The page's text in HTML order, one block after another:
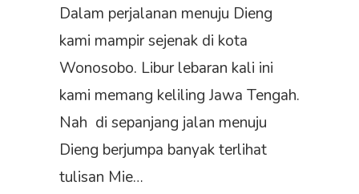
Dalam perjalanan menuju Dieng
kami mampir sejenak di kota
Wonosobo. Libur lebaran kali ini
kami memang keliling Jawa Tengah.
Nah di sepanjang jalan menuju
Dieng berjumpa banyak terlihat
tulisan Mie…